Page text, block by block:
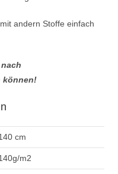
andern Stoffe einfach
können!
cm
m2